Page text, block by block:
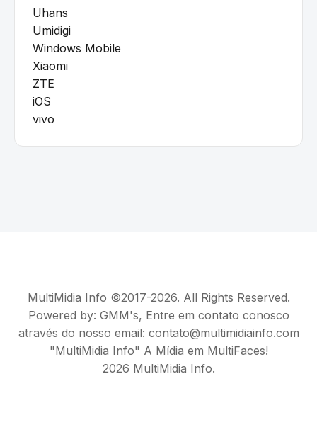
Uhans
Umidigi
Windows Mobile
Xiaomi
ZTE
iOS
vivo
MultiMidia Info ©2017-2026. All Rights Reserved.
Powered by: GMM's, Entre em contato conosco
através do nosso email: contato@multimidiainfo.com
"MultiMidia Info" A Mídia em MultiFaces!
2026 MultiMidia Info.